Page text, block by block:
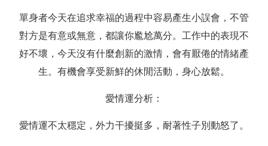
單身者今天在追求幸福的過程中容易產生小誤會，不管
對方是有意或無意，都讓你尷尬萬分。工作中的表現不
好不壞，今天沒有什麼創新的激情，會有厭倦的情緒產
生。有機會享受新鮮的休閒活動，身心放鬆。
愛情運分析：
愛情運不太穩定，外力干擾挺多，耐著性子別動怒了。